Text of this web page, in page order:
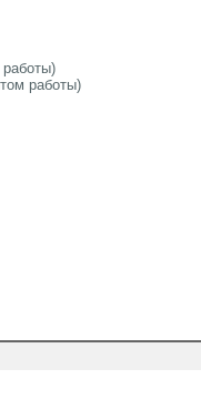
работы)